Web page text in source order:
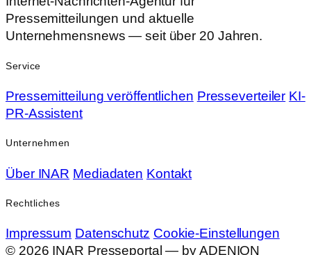
Pressemitteilungen und aktuelle
Unternehmensnews — seit über 20 Jahren.
Service
Pressemitteilung veröffentlichen Presseverteiler KI-
PR-Assistent
Unternehmen
Über INAR Mediadaten Kontakt
Rechtliches
Impressum Datenschutz Cookie-Einstellungen
© 2026 INAR Presseportal — by ADENION